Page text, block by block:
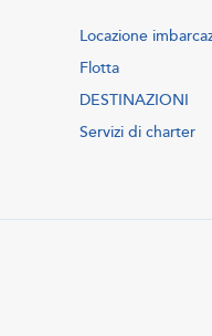
Locazione
Flotta
DESTINAZIONI
Servizi di charter